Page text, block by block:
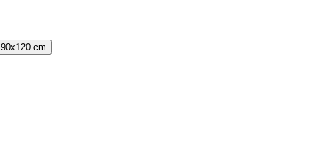
90x120 cm